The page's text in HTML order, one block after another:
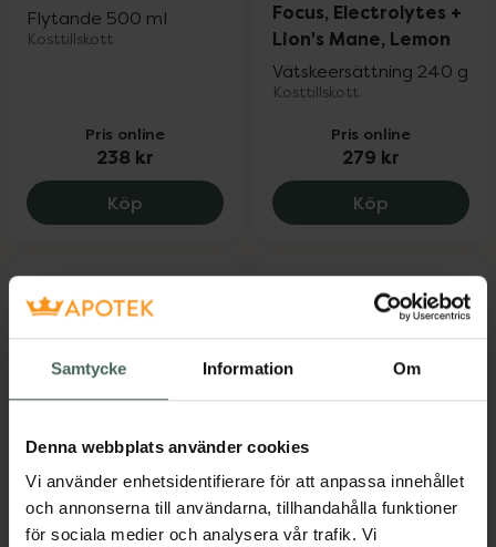
Samtycke Information Om
Denna webbplats använder cookies
Vi använder enhetsidentifierare för att anpassa innehållet
och annonserna till användarna, tillhandahålla funktioner
för sociala medier och analysera vår trafik. Vi
Flytande 500 ml
Kosttillskott
Pris online
238 kr
Köp Adapt Anti Stress, 238 kr.
Focus, Electrolytes +
Lion's Mane, Lemon
Vätskeersättning 240 g
Kosttillskott
Pris online
279 kr
Köp Heey!
New Nordic
Cordyceps Plus
Kosttillskott 30 st
Kosttillskott
Swedish
Supplements Vitamin
& Mineral Complex
Kapslar 120 st